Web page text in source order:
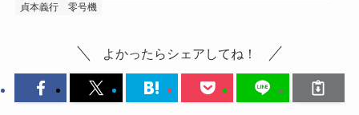
貞本義行
零号機
よかったらシェアしてね！